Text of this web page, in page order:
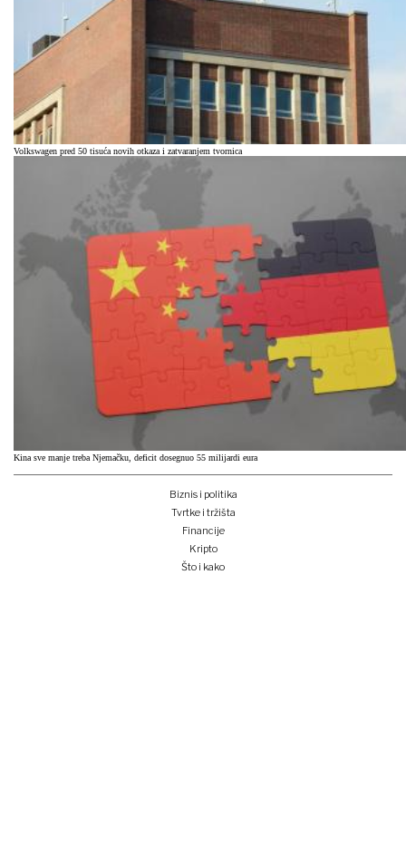
Volkswagen pred 50 tisuća novih otkaza i zatvaranjem tvornica
Kina sve manje treba Njemačku, deficit dosegnuo 55 milijardi eura
Biznis i politika
Tvrtke i tržišta
Financije
Kripto
Što i kako